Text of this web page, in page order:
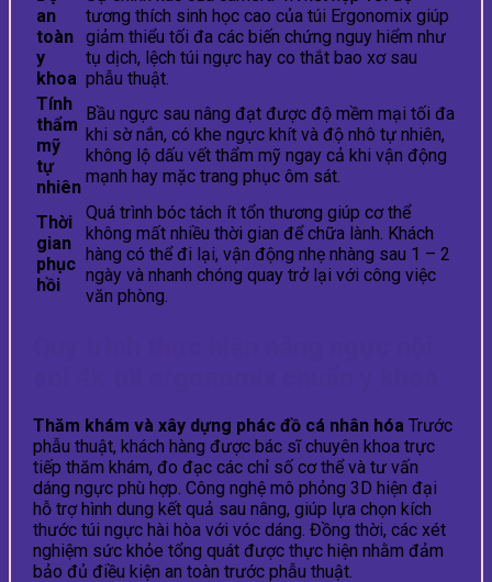
an
toàn
y
khoa
tương thích sinh học cao của túi Ergonomix giúp
giảm thiểu tối đa các biến chứng nguy hiểm như
tụ dịch, lệch túi ngực hay co thắt bao xơ sau
phẫu thuật.
Tính
thẩm
mỹ
tự
nhiên
Bầu ngực sau nâng đạt được độ mềm mại tối đa
khi sờ nắn, có khe ngực khít và độ nhô tự nhiên,
không lộ dấu vết thẩm mỹ ngay cả khi vận động
mạnh hay mặc trang phục ôm sát.
Thời
gian
phục
hồi
Quá trình bóc tách ít tổn thương giúp cơ thể
không mất nhiều thời gian để chữa lành. Khách
hàng có thể đi lại, vận động nhẹ nhàng sau 1 – 2
ngày và nhanh chóng quay trở lại với công việc
văn phòng.
Thăm khám và xây dựng phác đồ cá nhân hóa Trước
phẫu thuật, khách hàng được bác sĩ chuyên khoa trực
tiếp thăm khám, đo đạc các chỉ số cơ thể và tư vấn
dáng ngực phù hợp. Công nghệ mô phỏng 3D hiện đại
hỗ trợ hình dung kết quả sau nâng, giúp lựa chọn kích
thước túi ngực hài hòa với vóc dáng. Đồng thời, các xét
nghiệm sức khỏe tổng quát được thực hiện nhằm đảm
bảo đủ điều kiện an toàn trước phẫu thuật.